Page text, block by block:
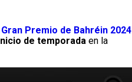
Premio de Bahréin 2024
de temporada en la